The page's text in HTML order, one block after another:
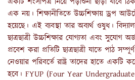
এক নয়। শিক্ষানীতিতে উচ্চশিক্ষায় ড্রপ
হয়েছে। এই ব্যবস্থা তার অব্যর্থ ওষুধ।
ছাত্রছাত্রী উচ্চশিক্ষার যোগ্যতা এবং সুযোগ
প্রবেশ করা প্রতিটি ছাত্রছাত্রী যাতে পাঠ
নেওয়ার পরিবর্তে রাষ্ট্র তাদের হাতে একটি
হবে। FYUP (Four Year